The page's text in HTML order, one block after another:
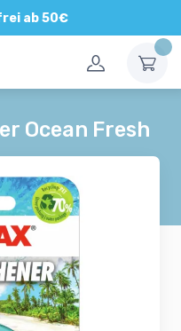
ab 50€
Beratung
Ocean Fresh